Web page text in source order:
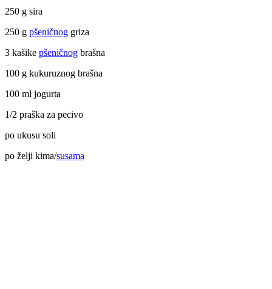
250 g sira
250 g pšeničnog griza
3 kašike pšeničnog brašna
100 g kukuruznog brašna
100 ml jogurta
1/2 praška za pecivo
po ukusu soli
po želji kima/susama